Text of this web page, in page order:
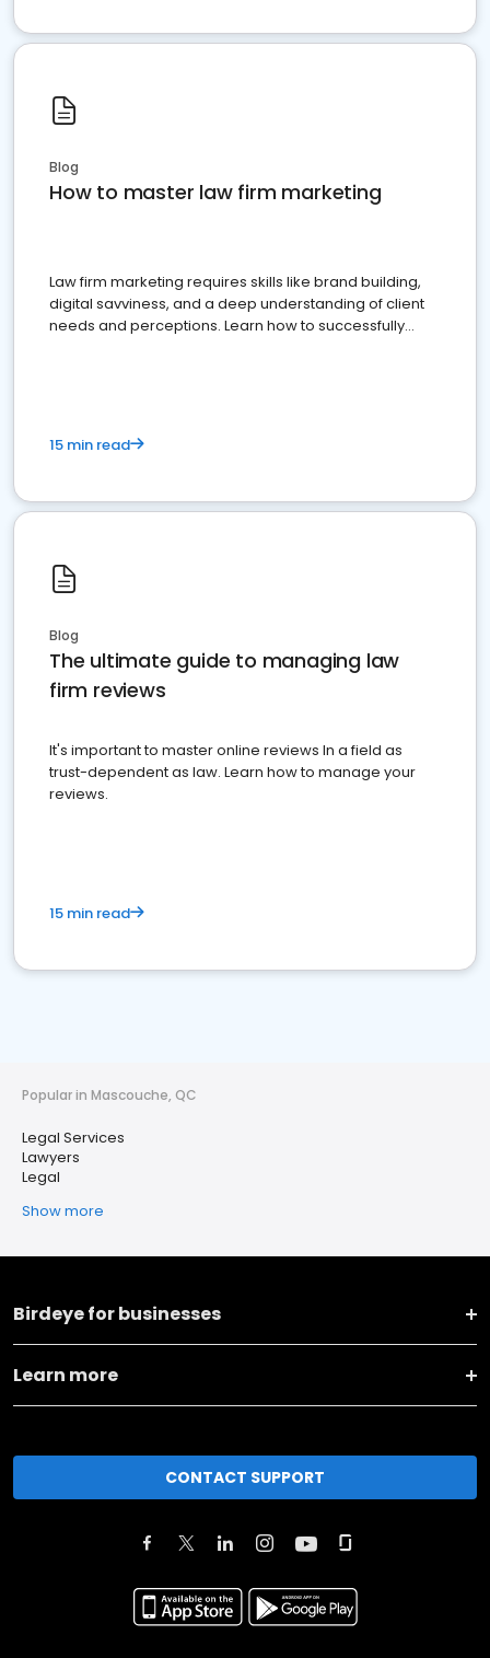
Blog
How to master law firm marketing
Law firm marketing requires skills like brand building,
digital savviness, and a deep understanding of client
needs and perceptions. Learn how to successfully
15 min read
Blog
The ultimate guide to managing law
firm reviews
It's important to master online reviews In a field as
trust-dependent as law. Learn how to manage your
reviews.
15 min read
Popular in Mascouche, QC
Legal Services
Lawyers
Legal
Show more
Birdeye for businesses
Learn more
CONTACT SUPPORT